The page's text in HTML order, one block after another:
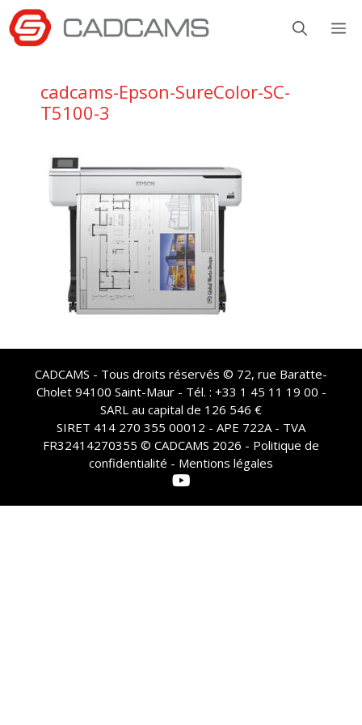
Aller
au
contenu
cadcams-Epson-SureColor-SC-
T5100-3
CADCAMS - Tous droits réservés © 72, rue Baratte-
Cholet 94100 Saint-Maur - Tél. : +33 1 45 11 19 00 -
SARL au capital de 126 546 €
SIRET 414 270 355 00012 - APE 722A - TVA
FR32414270355 © CADCAMS 2026 - Politique de
confidentialité - Mentions légales